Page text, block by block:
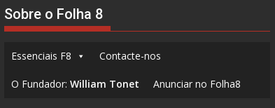
Sobre o Folha 8
Essenciais F8 Contacte-nos
O Fundador: William Tonet Anunciar no Folha8